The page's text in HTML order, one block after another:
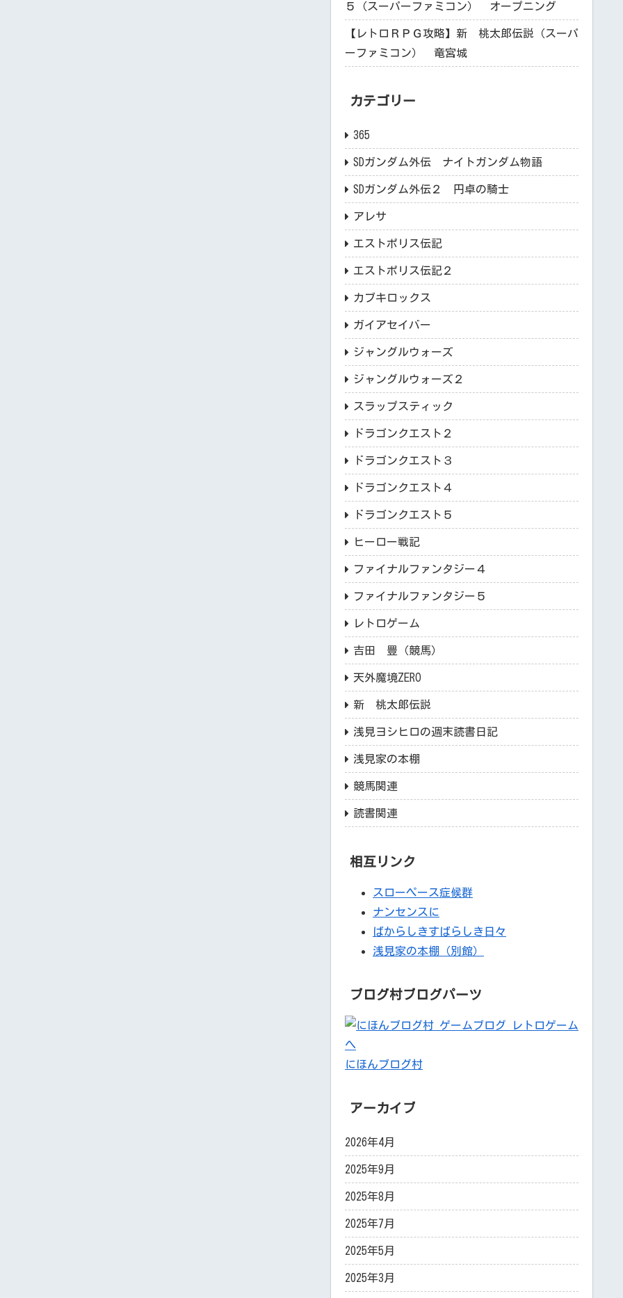
５（スーパーファミコン） オープニング
【レトロＲＰＧ攻略】新 桃太郎伝説（スーパ
ーファミコン） 竜宮城
カテゴリー
365
SDガンダム外伝 ナイトガンダム物語
SDガンダム外伝２ 円卓の騎士
アレサ
エストポリス伝記
エストポリス伝記２
カブキロックス
ガイアセイバー
ジャングルウォーズ
ジャングルウォーズ２
スラップスティック
ドラゴンクエスト２
ドラゴンクエスト３
ドラゴンクエスト４
ドラゴンクエスト５
ヒーロー戦記
ファイナルファンタジー４
ファイナルファンタジー５
レトロゲーム
吉田 豊（競馬）
天外魔境ZERO
新 桃太郎伝説
浅見ヨシヒロの週末読書日記
浅見家の本棚
競馬関連
読書関連
相互リンク
スローペース症候群
ナンセンスに
ばからしきすばらしき日々
浅見家の本棚（別館）
ブログ村ブログパーツ
にほんブログ村
アーカイブ
2026年4月
2025年9月
2025年8月
2025年7月
2025年5月
2025年3月